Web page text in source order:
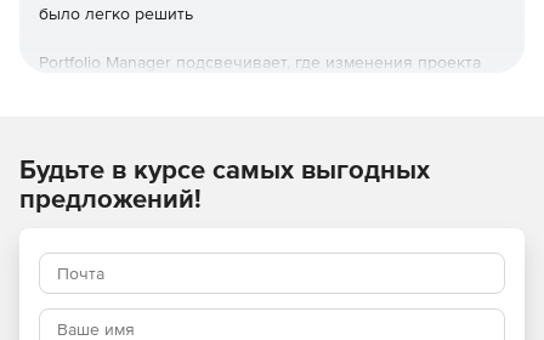
было легко решить
Portfolio Manager подсвечивает, где изменения проекта
моделей могут иметь единое представление обо всех
предлагаемых и запланированных изменениях для
Основные особенности:
Portfolio Manager выдает предупреждения, когда
Будьте в курсе самых выгодных
предложений!